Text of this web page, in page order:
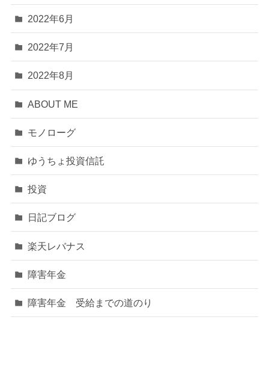
2022年6月
2022年7月
2022年8月
ABOUT ME
モノローグ
ゆうちょ投資信託
投資
日記ブログ
楽天レバナス
障害年金
障害年金 受給までの道のり